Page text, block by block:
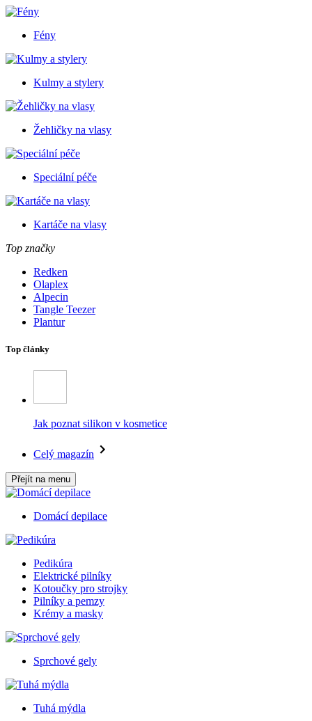
Fény
Kulmy a stylery
Žehličky na vlasy
Speciální péče
Kartáče na vlasy
Top značky
Redken
Olaplex
Alpecin
Tangle Teezer
Plantur
Top články
Jak poznat silikon v kosmetice
Celý magazín
Přejít na menu
Domácí depilace
Pedikúra
Elektrické pilníky
Kotoučky pro strojky
Pilníky a pemzy
Krémy a masky
Sprchové gely
Tuhá mýdla